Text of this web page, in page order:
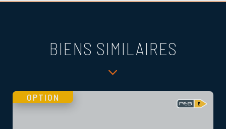
BIENS SIMILAIRES
OPTION